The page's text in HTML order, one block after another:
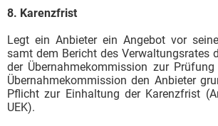
8. Karenzfrist
Legt ein Anbieter ein Angebot vor
samt dem Bericht des Verwaltungsrates
der Übernahmekommission zur
Übernahmekommission den Anbieter
Pflicht zur Einhaltung der Karenzfrist
UEK).